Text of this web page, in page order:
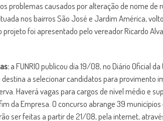
problemas causados por alteração de nome de
nos bairros São José e Jardim América,
foi apresentado pelo vereador Ricardo
a FUNRIO publicou dia 19/08, no Diário Oficial
destina a selecionar candidatos para provimento
Haverá vagas para cargos de nível médio e
da Empresa. O concurso abrange 39
ser feitas a partir de 21/08, pela internet,